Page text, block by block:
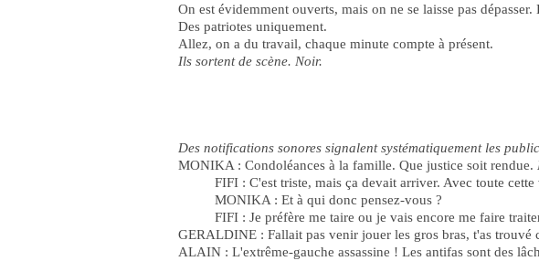
On est évidemment ouverts, mais on ne se laisse pas
Des patriotes uniquement.
Allez, on a du travail, chaque minute compte à présent.
Ils sortent de scène. Noir.
Des notifications sonores signalent systématiquement les
MONIKA : Condoléances à la famille. Que justice soit rendue.
FIFI : C'est triste, mais ça devait arriver. Avec toute
MONIKA : Et à qui donc pensez-vous ?
FIFI : Je préfère me taire ou je vais encore me faire
GERALDINE : Fallait pas venir jouer les gros bras, t'as trouvé
ALAIN : L'extrême-gauche assassine ! Les antifas sont des